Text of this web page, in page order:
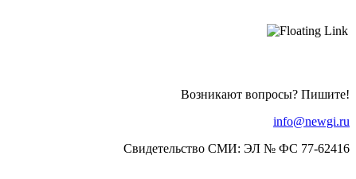
Возникают вопросы? Пишите!
info@newgi.ru
Свидетельство СМИ: ЭЛ № ФС 77-62416